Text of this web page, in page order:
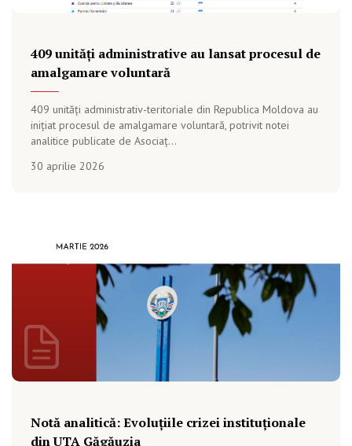
409 unități administrative au lansat procesul de
amalgamare voluntară
409 unități administrativ-teritoriale din Republica Moldova au
inițiat procesul de amalgamare voluntară, potrivit notei
analitice publicate de Asociaț...
30 aprilie 2026
Notă analitică: Evoluțiile crizei instituționale
din UTA Găgăuzia